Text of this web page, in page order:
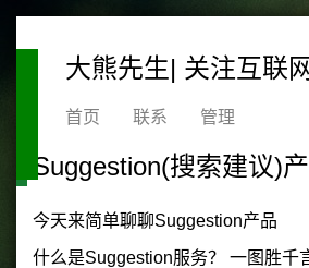
大熊先生| 关注互联
首页 联系 管理
Suggestion(搜索建议)
今天来简单聊聊Suggestion产品
什么是Suggestion服务？ 一图胜千